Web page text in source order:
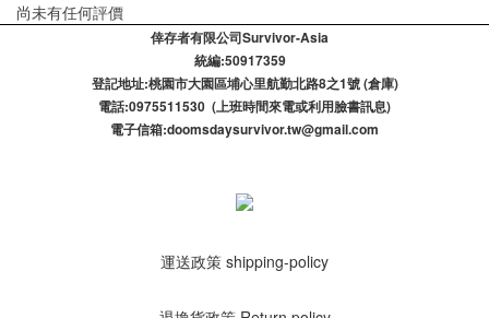
尚未有任何評價
倖存者有限公司Survivor-Asia
統編:50917359
登記​地址:桃園市大園區埔心里航勤北路8之1號 (倉庫)
電話:0975511530 (上班時間來電或利用臉書訊息)
電子信箱:doomsdaysurvivor.tw@gmail.com
運送政策 shipping-policy